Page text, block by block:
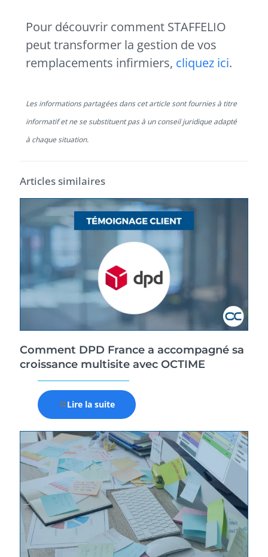
Pour découvrir comment STAFFELIO
peut transformer la gestion de vos
remplacements infirmiers, cliquez ici.
Les informations partagées dans cet article sont fournies à titre
informatif et ne se substituent pas à un conseil juridique adapté
à chaque situation.
Articles similaires
Comment DPD France a accompagné sa
croissance multisite avec OCTIME
Lire la suite